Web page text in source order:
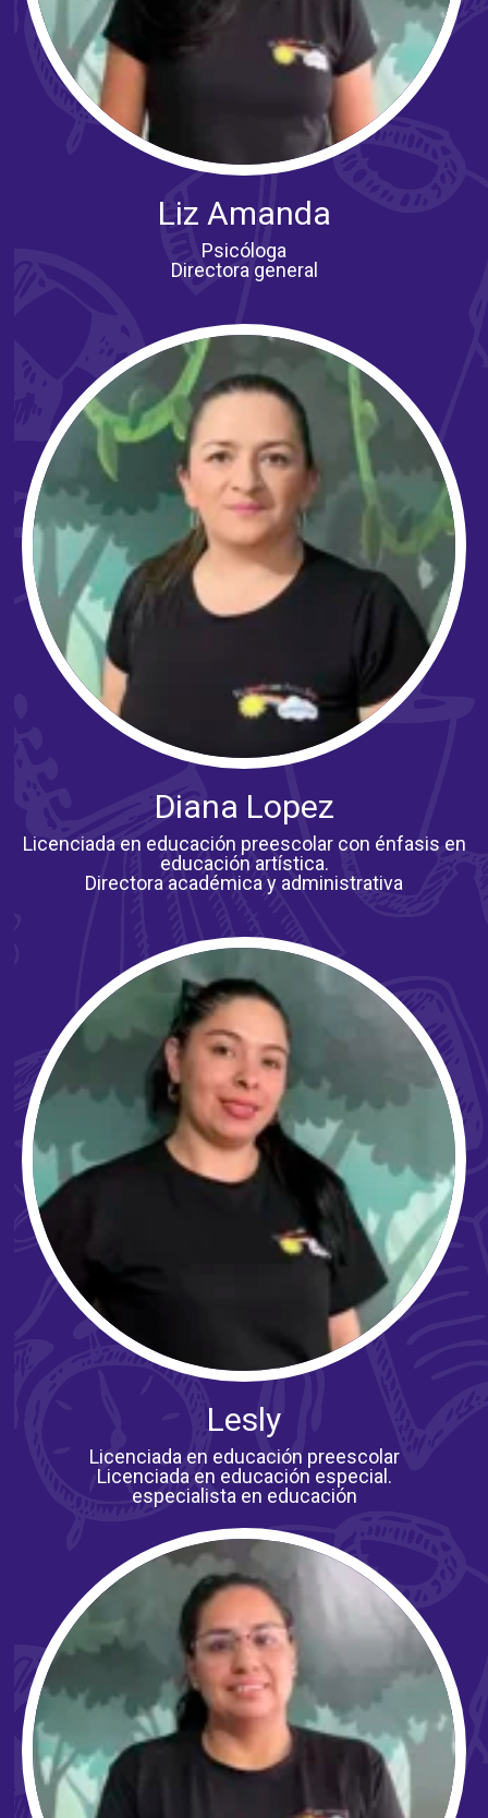
Liz Amanda
Psicóloga
Directora general
Diana Lopez
Licenciada en educación preescolar con énfasis en
educación artística.
Directora académica y administrativa
Lesly
Licenciada en educación preescolar
Licenciada en educación especial.
especialista en educación